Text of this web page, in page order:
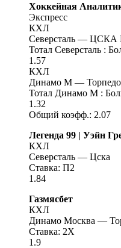
Хоккейная
Экспресс
КХЛ
Северсталь —
Тотал Северсталь :
1.57
КХЛ
Динамо М —
Тотал Динамо М :
1.32
Общий коэфф.: 2.07
Легенда 99 | Уэйн
КХЛ
Северсталь — Цска
Ставка: П2
1.84
Газмясбет
КХЛ
Динамо Москва —
Ставка: 2X
1.9